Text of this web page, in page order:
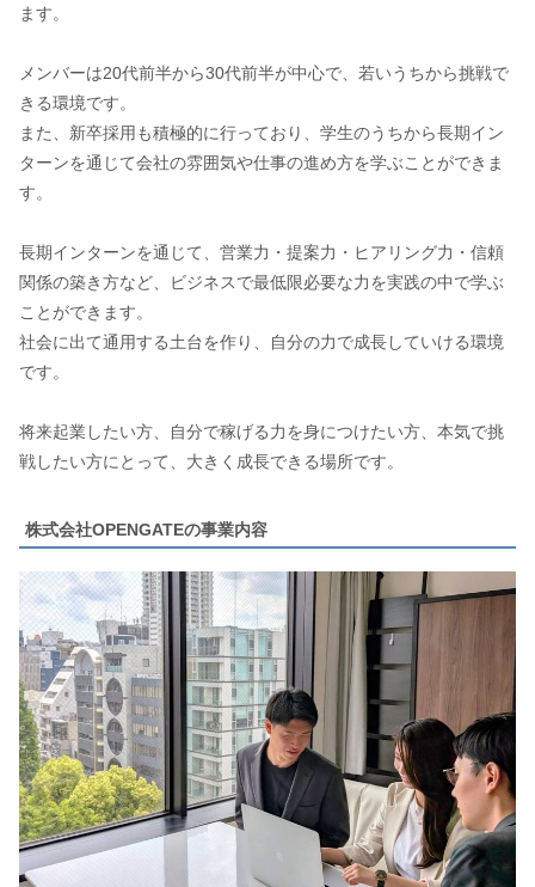
ます。
メンバーは20代前半から30代前半が中心で、若いうちから挑戦で
きる環境です。
また、新卒採用も積極的に行っており、学生のうちから長期イン
ターンを通じて会社の雰囲気や仕事の進め方を学ぶことができま
す。
長期インターンを通じて、営業力・提案力・ヒアリング力・信頼
関係の築き方など、ビジネスで最低限必要な力を実践の中で学ぶ
ことができます。
社会に出て通用する土台を作り、自分の力で成長していける環境
です。
将来起業したい方、自分で稼げる力を身につけたい方、本気で挑
戦したい方にとって、大きく成長できる場所です。
株式会社OPENGATEの事業内容